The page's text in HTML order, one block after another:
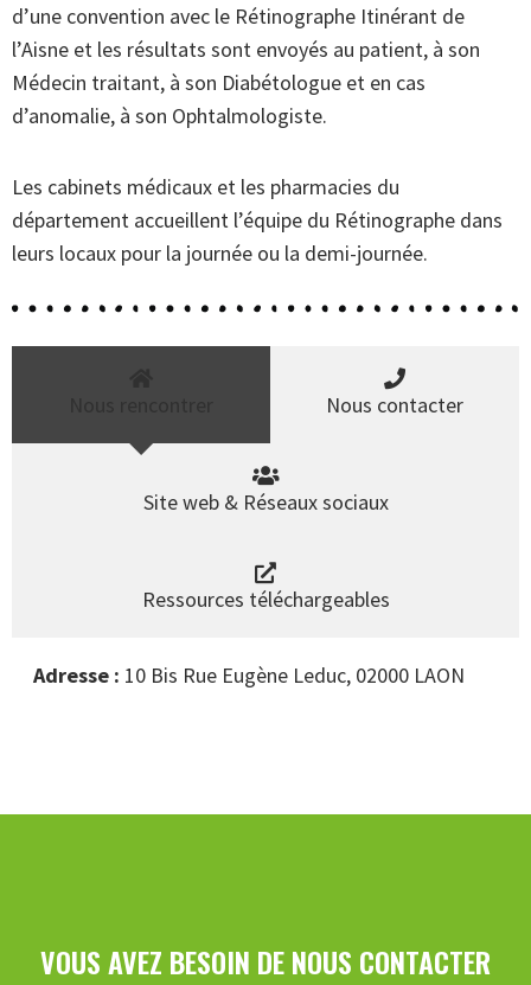
d’une convention avec le Rétinographe Itinérant de
l’Aisne et les résultats sont envoyés au patient, à son
Médecin traitant, à son Diabétologue et en cas
d’anomalie, à son Ophtalmologiste.
Les cabinets médicaux et les pharmacies du
département accueillent l’équipe du Rétinographe dans
leurs locaux pour la journée ou la demi-journée.
Nous contacter
Site web & Réseaux sociaux
Ressources téléchargeables
Adresse : 10 Bis Rue Eugène Leduc, 02000 LAON
VOUS AVEZ BESOIN DE NOUS CONTACTER